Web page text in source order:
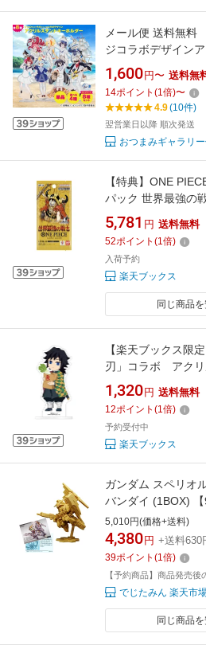
メール便 送料無料
ジコラボデザイン
ー 】 アクリルスタ
ホルダー 小島食品
1,600 円〜 送料無
14ポイント (1倍)〜
4.9(10件)
翌営業日以降 順次発送
おつまみギャラリ
【特典】ONE
パック 世界最強の
トレジャーゲット
ド（ランダム）1枚
5,781 円 送料無料
52ポイント (1倍)
入荷予約
楽天ブックス
同じ商品
【楽天ブックス限
刃」コラボ アク
隊・再来ver.(冨岡
1,320 円 送料無料
12ポイント (1倍)
予約受付中
楽天ブックス
ガンダム スペリオ
バンダイ (1BOX) 【
5,010円(価格+送料)
4,380 円 +送料630
39ポイント (1倍)
【予約商品】商品発売後
でじたみん 楽天市
同じ商品